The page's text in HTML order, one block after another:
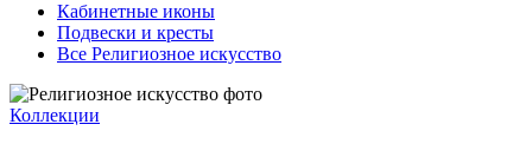
Кабинетные иконы
Подвески и кресты
Все Религиозное искусство
Коллекции